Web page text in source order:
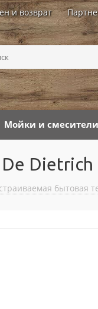
и возврат
Мойки и
Dietrich
бытовая